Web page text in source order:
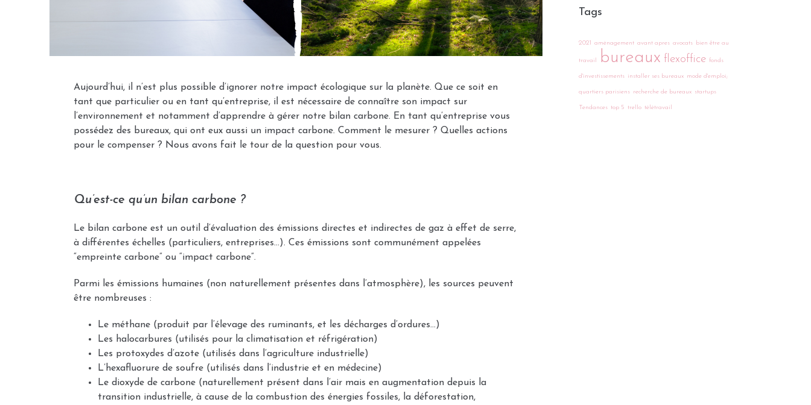
Aujourd’hui, il n’est plus possible d’ignorer notre impact écologique sur la planète. Que ce soit en
tant que particulier ou en tant qu’entreprise, il est nécessaire de connaître son impact sur
l’environnement et notamment d’apprendre à gérer notre bilan carbone. En tant qu’entreprise vous
possédez des bureaux, qui ont eux aussi un impact carbone. Comment le mesurer ? Quelles actions
pour le compenser ? Nous avons fait le tour de la question pour vous.
Qu’est-ce qu’un bilan carbone ?
Le bilan carbone est un outil d’évaluation des émissions directes et indirectes de gaz à effet de serre,
à différentes échelles (particuliers, entreprises…). Ces émissions sont communément appelées
“empreinte carbone” ou “impact carbone”.
Parmi les émissions humaines (non naturellement présentes dans l’atmosphère), les sources peuvent
être nombreuses :
Le méthane (produit par l’élevage des ruminants, et les décharges d’ordures…)
Les halocarbures (utilisés pour la climatisation et réfrigération)
Les protoxydes d’azote (utilisés dans l’agriculture industrielle)
L’hexafluorure de soufre (utilisés dans l’industrie et en médecine)
Le dioxyde de carbone (naturellement présent dans l’air mais en augmentation depuis la
transition industrielle, à cause de la combustion des énergies fossiles, la déforestation,
Tags
2021 aménagement avant apres avocats bien être au
travail bureaux flexoffice fonds
d'investissements installer ses bureaux mode d'emploi;
quartiers parisiens recherche de bureaux startups
Tendances top 5 trello télétravail